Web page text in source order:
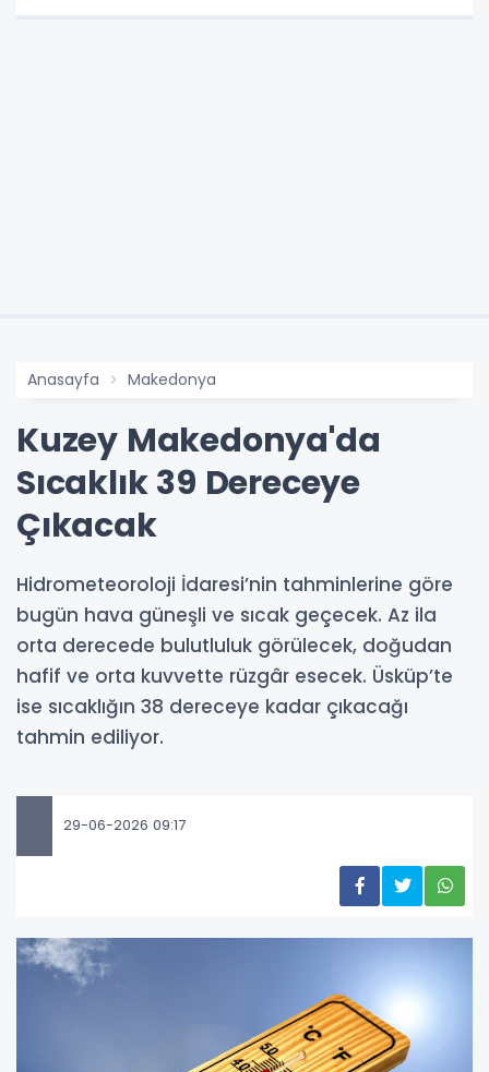
Anasayfa Makedonya
Kuzey Makedonya'da
Sıcaklık 39 Dereceye
Çıkacak
Hidrometeoroloji İdaresi’nin tahminlerine göre
bugün hava güneşli ve sıcak geçecek. Az ila
orta derecede bulutluluk görülecek, doğudan
hafif ve orta kuvvette rüzgâr esecek. Üsküp’te
ise sıcaklığın 38 dereceye kadar çıkacağı
tahmin ediliyor.
29-06-2026 09:17